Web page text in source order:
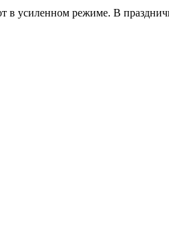
усиленном режиме. В